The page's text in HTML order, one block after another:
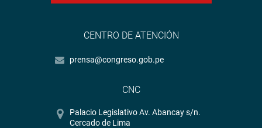
CENTRO DE ATENCIÓN
prensa@congreso.gob.pe
CNC
Palacio Legislativo Av. Abancay s/n.
Cercado de Lima